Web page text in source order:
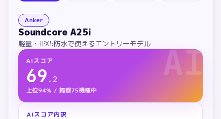
Anker
Soundcore A25i
軽量・IPX5防水で使えるエントリーモデル AI
AIスコア
69 . 2
上位94% / 掲載75機種中
AIスコア内訳